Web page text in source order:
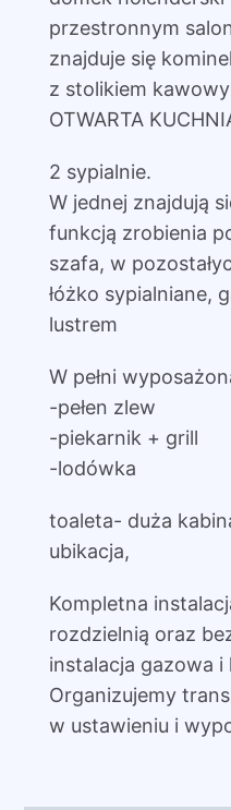
przestronnym
znajduje się
z stolikiem
OTWARTA
2 sypialnie.
W jednej znajdują
funkcją zrobienia
szafa, w
łóżko sypialniane,
lustrem
W pełni
-pełen zlew
-piekarnik + grill
-lodówka
toaleta- duża
ubikacja,
Kompletna
rozdzielnią oraz
instalacja gazowa i
Organizujemy
w ustawieniu i